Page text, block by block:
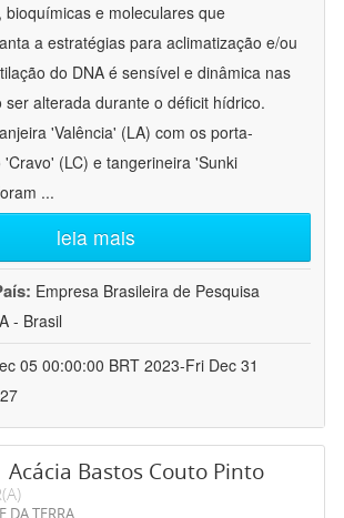
bioquímicas e moleculares que
a estratégias para aclimatização e/ou
do DNA é sensível e dinâmica nas
ser alterada durante o déficit hídrico.
'Valência' (LA) com os porta-
(LC) e tangerineira 'Sunki
...
leia mais
Empresa Brasileira de Pesquisa
- Brasil
05 00:00:00 BRT 2023-Fri Dec 31
Acácia Bastos Couto Pinto
DA TERRA